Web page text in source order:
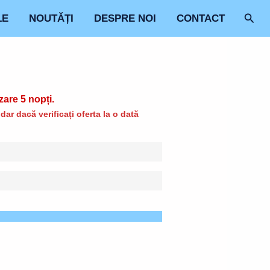
NOUTĂȚI DESPRE NOI CONTACT
5 nopți.
dacă verificați oferta la o dată